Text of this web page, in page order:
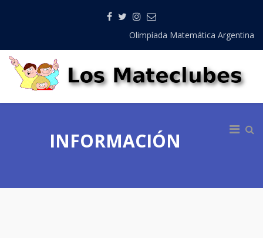
Olimpíada Matemática Argentina
INFORMACIÓN